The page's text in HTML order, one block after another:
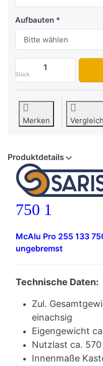
Aufbauten
Stück
MP
Merken
Produktdetails
750 1
McAlu Pro 255 133
ungebremst
Technische Daten:
Zul.
einachsig
Eigengewicht
Nutzlast ca.
Innenmaße